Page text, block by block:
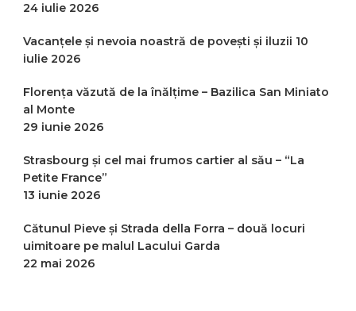
24 iulie 2026
Vacanțele și nevoia noastră de povești și iluzii 10
iulie 2026
Florența văzută de la înălțime – Bazilica San Miniato
al Monte
29 iunie 2026
Strasbourg și cel mai frumos cartier al său – “La
Petite France”
13 iunie 2026
Cătunul Pieve și Strada della Forra – două locuri
uimitoare pe malul Lacului Garda
22 mai 2026